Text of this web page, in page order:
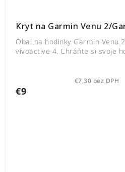
Kryt na Garmin Venu 2/
€7,30 bez DPH
€9
Obal na hodinky Garmin Venu
vívoactive 4. Chráňte si svoje